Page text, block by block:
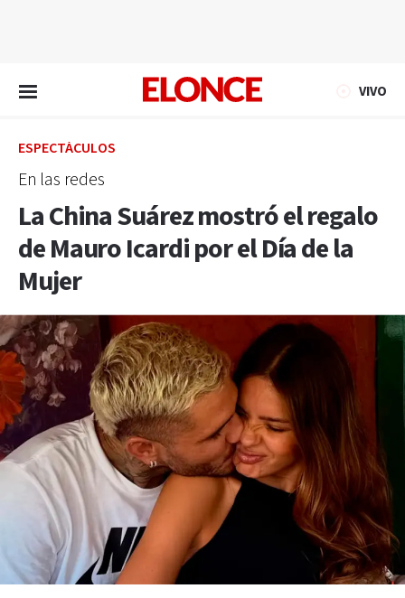
VIVO
ESPECTÁCULOS
En las redes
La China Suárez mostró el regalo
de Mauro Icardi por el Día de la
Mujer